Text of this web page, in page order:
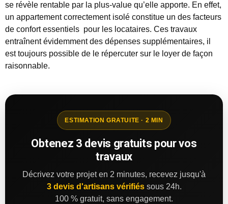
se révèle rentable par la plus-value qu’elle apporte. En effet,
un appartement correctement isolé constitue un des facteurs
de confort essentiels pour les locataires. Ces travaux
entraînent évidemment des dépenses supplémentaires, il
est toujours possible de le répercuter sur le loyer de façon
raisonnable.
ESTIMATION GRATUITE · 2 MIN
Obtenez 3 devis gratuits pour vos
travaux
Décrivez votre projet en 2 minutes, recevez jusqu'à
3 devis d'artisans vérifiéssous 24h.
100 % gratuit, sans engagement.